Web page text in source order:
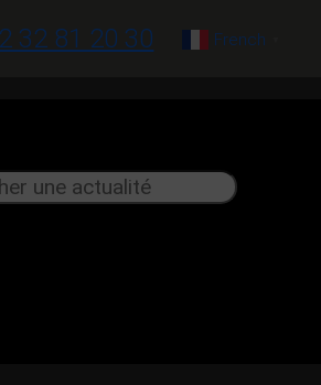
32 81 20 30 French